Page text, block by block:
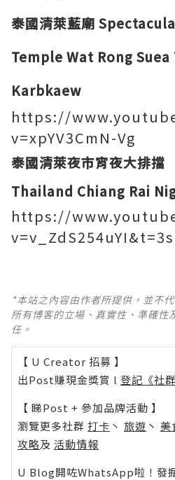
泰國清萊藍廟
Temple Wat Rong
Karbkaew
https://
v=xpYV3CmN-Vg
泰國清萊夜市宵夜大排擋
Thailand Chiang Rai
https://
v=v_ZdS254uYI&t=3s
*本站之內容由作者所提供，並不
所有博客的立場、真實性、準確性
任。
【 U Creator 招募 】
出Post賺現金獎賞 l 登記《社
【 睇Post + 參加品牌活動 】
瀏覽更多社群 打卡 丶 旅遊 丶 美
攻略及 活動情報
U Blog開咗WhatsApp啦！發